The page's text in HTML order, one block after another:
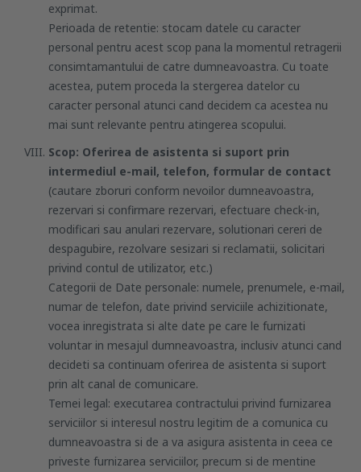
exprimat.
Perioada de retentie: stocam datele cu caracter
personal pentru acest scop pana la momentul retragerii
consimtamantului de catre dumneavoastra. Cu toate
acestea, putem proceda la stergerea datelor cu
caracter personal atunci cand decidem ca acestea nu
mai sunt relevante pentru atingerea scopului.
Scop: Oferirea de asistenta si suport prin
intermediul e-mail, telefon, formular de contact
(cautare zboruri conform nevoilor dumneavoastra,
rezervari si confirmare rezervari, efectuare check-in,
modificari sau anulari rezervare, solutionari cereri de
despagubire, rezolvare sesizari si reclamatii, solicitari
privind contul de utilizator, etc.)
Categorii de Date personale: numele, prenumele, e-mail,
numar de telefon, date privind serviciile achizitionate,
vocea inregistrata si alte date pe care le furnizati
voluntar in mesajul dumneavoastra, inclusiv atunci cand
decideti sa continuam oferirea de asistenta si suport
prin alt canal de comunicare.
Temei legal: executarea contractului privind furnizarea
serviciilor si interesul nostru legitim de a comunica cu
dumneavoastra si de a va asigura asistenta in ceea ce
priveste furnizarea serviciilor, precum si de mentine